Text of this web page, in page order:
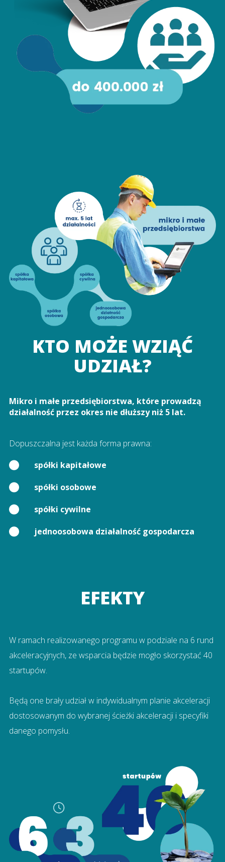
KTO MOŻE WZIĄĆ
UDZIAŁ?
Mikro i małe przedsiębiorstwa, które prowadzą
działalność przez okres nie dłuższy niż 5 lat.
Dopuszczalna jest każda forma prawna:
spółki kapitałowe
spółki osobowe
spółki cywilne
jednoosobowa działalność gospodarcza
EFEKTY
W ramach realizowanego programu w podziale na 6 rund
akceleracyjnych, ze wsparcia będzie mogło skorzystać 40
startupów.
Będą one brały udział w indywidualnym planie akceleracji
dostosowanym do wybranej ścieżki akceleracji i specyfiki
danego pomysłu.